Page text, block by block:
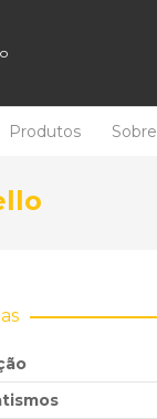
Produtos